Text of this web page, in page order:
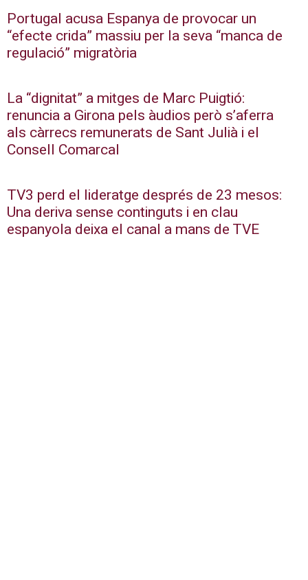
Portugal acusa Espanya de provocar un
“efecte crida” massiu per la seva “manca de
regulació” migratòria
La “dignitat” a mitges de Marc Puigtió:
renuncia a Girona pels àudios però s’aferra
als càrrecs remunerats de Sant Julià i el
Consell Comarcal
TV3 perd el lideratge després de 23 mesos:
Una deriva sense continguts i en clau
espanyola deixa el canal a mans de TVE